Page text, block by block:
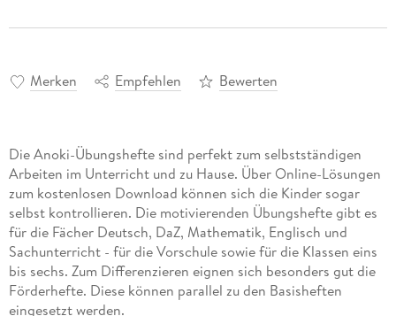
Merken Empfehlen Bewerten
Die Anoki-Übungshefte sind perfekt zum selbstständigen
Arbeiten im Unterricht und zu Hause. Über Online-Lösungen
zum kostenlosen Download können sich die Kinder sogar
selbst kontrollieren. Die motivierenden Übungshefte gibt es
für die Fächer Deutsch, DaZ, Mathematik, Englisch und
Sachunterricht - für die Vorschule sowie für die Klassen eins
bis sechs. Zum Differenzieren eignen sich besonders gut die
Förderhefte. Diese können parallel zu den Basisheften
eingesetzt werden.